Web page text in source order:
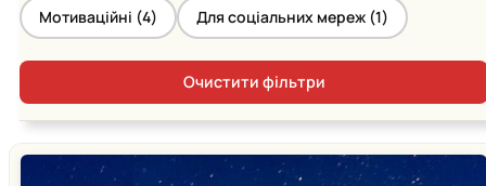
Мотиваційні (4) Для соціальних мереж (1)
Очистити фільтри